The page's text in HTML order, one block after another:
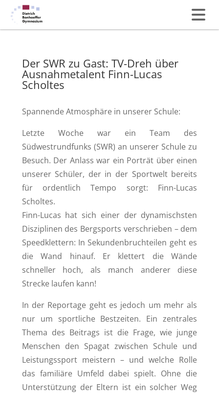
Der SWR zu Gast: TV-Dreh über
Ausnahmetalent Finn-Lucas
Scholtes
Spannende Atmosphäre in unserer Schule:
Letzte Woche war ein Team des
Südwestrundfunks (SWR) an unserer Schule zu
Besuch. Der Anlass war ein Porträt über einen
unserer Schüler, der in der Sportwelt bereits
für ordentlich Tempo sorgt: Finn-Lucas
Scholtes.
Finn-Lucas hat sich einer der dynamischsten
Disziplinen des Bergsports verschrieben – dem
Speedklettern: In Sekundenbruchteilen geht es
die Wand hinauf. Er klettert die Wände
schneller hoch, als manch anderer diese
Strecke laufen kann!
In der Reportage geht es jedoch um mehr als
nur um sportliche Bestzeiten. Ein zentrales
Thema des Beitrags ist die Frage, wie junge
Menschen den Spagat zwischen Schule und
Leistungssport meistern – und welche Rolle
das familiäre Umfeld dabei spielt. Ohne die
Unterstützung der Eltern ist ein solcher Weg